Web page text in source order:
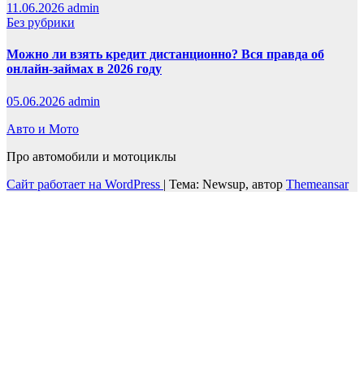
11.06.2026 admin
Без рубрики
Можно ли взять кредит дистанционно? Вся правда об
онлайн-займах в 2026 году
05.06.2026 admin
Авто и Мото
Про автомобили и мотоциклы
Сайт работает на WordPress | Тема: Newsup, автор Themeansar